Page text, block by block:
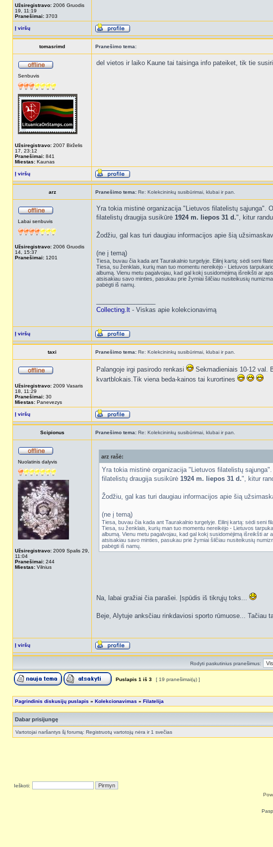
Užsiregistravo: 2006 Gruodis
19, 11:19
Pranešimai: 3703
Į viršų
tomasrimd Pranešimo tema:
Senbuvis
Užsiregistravo: 2007 Birželis
17, 23:12
Pranešimai: 841
Miestas: Kaunas
del vietos ir laiko Kaune tai taisinga info pateiket, tik tie
Į viršų
arz Pranešimo tema: Re: Kolekcininkų susibūrimai, klubai ir pan.
Labai senbuvis
Užsiregistravo: 2006 Gruodis
14, 15:37
Pranešimai: 1201
Yra tokia mistinė organizacija "Lietuvos filatelistų sąjunga".
filatelistų draugija susikūrė 1924 m. liepos 31 d.", kitur
Žodžiu, gal kas turi daugiau informacijos apie šią
(ne į temą)
Tiesa, buvau čia kada ant Taurakalnio turgelyje. Eilinį kartą: sėdi seni
Tiesa, su ženklais, kurių man tuo momentu nereikėjo - Lietuvos
albumą. Vienu metu pagalvojau, kad gal kokį susidomėjimą išreikšti ar
atsisakiau savo minties, pasukau prie žymiai šilčiau nusiteikusių
pabėgti iš namų.
Collecting.lt - Viskas apie kolekcionavimą
Į viršų
taxi Pranešimo tema: Re: Kolekcininkų susibūrimai, klubai ir pan.
Užsiregistravo: 2009 Vasaris
18, 11:29
Pranešimai: 30
Miestas: Panevezys
Palangoje irgi pasirodo renkasi
Sekmadieniais 10-12 val.
kvartblokais.Tik viena beda-kainos tai kurortines
Į viršų
Scipionus Pranešimo tema: Re: Kolekcininkų susibūrimai, klubai ir pan.
Nuolatinis dalyvis
Užsiregistravo: 2009 Spalis 29,
11:04
Pranešimai: 244
Miestas: Vilnius
arz rašė:
Yra tokia mistinė organizacija "Lietuvos filatelistų
filatelistų draugija susikūrė 1924 m. liepos 31 d.", kitur
Žodžiu, gal kas turi daugiau informacijos apie šią
(ne į temą)
Tiesa, buvau čia kada ant Taurakalnio turgelyje. Eilinį kartą: sėdi seni
Tiesa, su ženklais, kurių man tuo momentu nereikėjo - Lietuvos
albumą. Vienu metu pagalvojau, kad gal kokį susidomėjimą išreikšti
atsisakiau savo minties, pasukau prie žymiai šilčiau nusiteikusių
pabėgti iš namų.
Na, labai gražiai čia parašei. Įspūdis iš tikrųjų toks...
Beje, Alytuje anksčiau rinkdaviosi sporto rūmuose... Tačiau
Į viršų
Rodyti paskutinius pranešimus:
Puslapis 1 iš 3 [ 19 pranešimai(ų) ]
Pagrindinis diskusijų puslapis » Kolekcionavimas » Filatelija
Dabar prisijungę
Vartotojai naršantys šį forumą: Registruotų vartotojų nėra ir 1 svečias
Ieškoti: